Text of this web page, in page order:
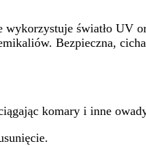
wykorzystuje światło UV
Bezpieczna,
komary i inne